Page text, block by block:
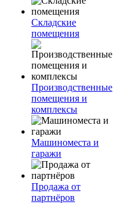
Складские
помещения
Производственные
помещения и
комплексы
Машиноместа и
гаражи
Продажа от
партнёров